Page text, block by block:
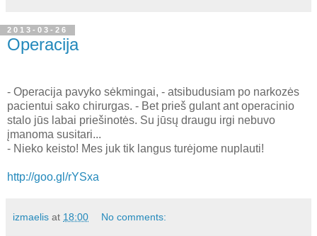
2013-03-26
Operacija
- Operacija pavyko sėkmingai, - atsibudusiam po narkozės
pacientui sako chirurgas. - Bet prieš gulant ant operacinio
stalo jūs labai priešinotės. Su jūsų draugu irgi nebuvo
įmanoma susitari...
- Nieko keisto! Mes juk tik langus turėjome nuplauti!
http://goo.gl/rYSxa
izmaelis at 18:00 No comments: